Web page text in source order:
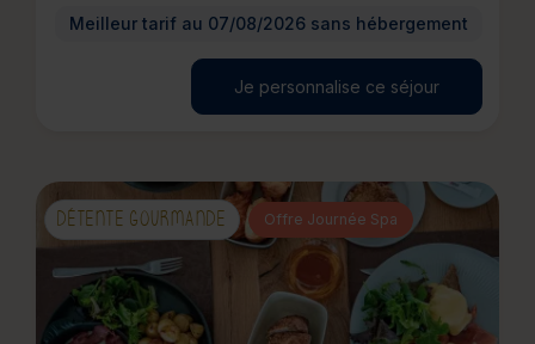
Meilleur tarif au 07/08/2026 sans hébergement
Je personnalise ce séjour
DÉTENTE GOURMANDE Offre Journée Spa